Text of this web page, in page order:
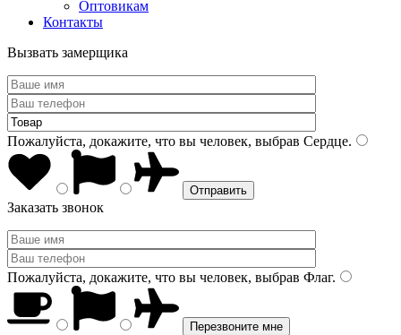
Оптовикам
Контакты
Вызвать замерщика
Пожалуйста, докажите, что вы человек, выбрав Сердце.
Заказать звонок
Пожалуйста, докажите, что вы человек, выбрав Флаг.